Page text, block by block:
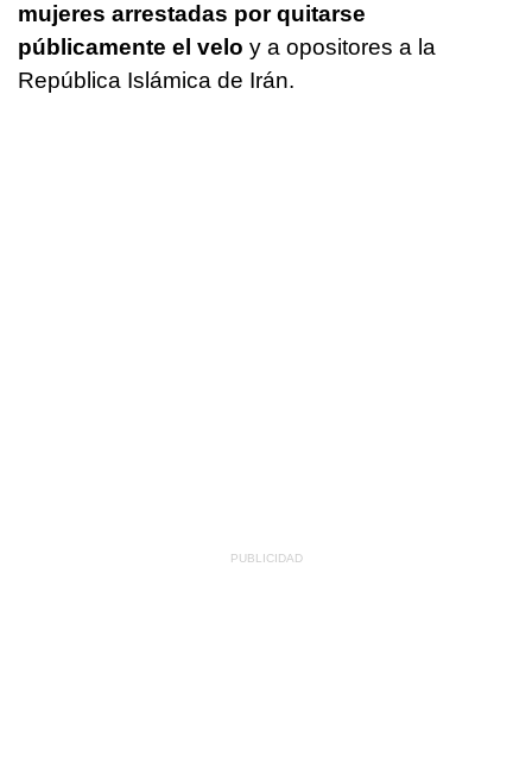
mujeres arrestadas por quitarse
públicamente el velo y a opositores a la
República Islámica de Irán.